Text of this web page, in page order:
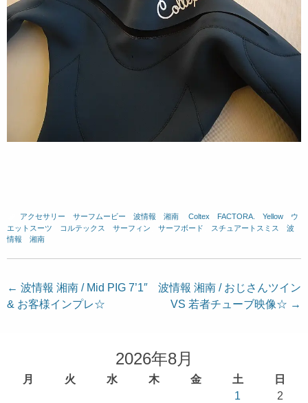
アクセサリー サーフムービー 波情報 湘南 Coltex FACTORA. Yellow
ウ
エットスーツ
コルテックス サーフィン サーフボード スチュアートスミス
波
情報 湘南
投
稿
← 波情報 湘南 / Mid PIG 7’1″
& お客様インプレ☆
波情報 湘南 / おじさんツイン
VS 若者チューブ映像☆ →
2026年8月
月 火 水 木 金 土
日
1
2